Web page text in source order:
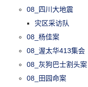
08_四川大地震
灾区采访队
08_杨佳案
08_渥太华413集会
08_灰狗巴士割头案
08_田园命案